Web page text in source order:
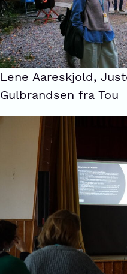
Lene Aareskjold,
Gulbrandsen fra Tou